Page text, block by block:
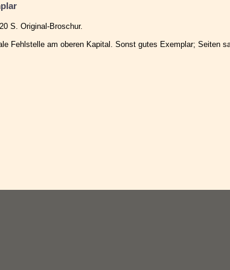
S. Original-Broschur.
Fehlstelle am oberen Kapital. Sonst gutes Exemplar; Seiten